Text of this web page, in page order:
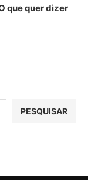
que quer dizer
PESQUISAR